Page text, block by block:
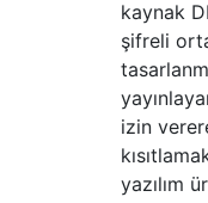
kaynak
şifreli
izin
yazılım